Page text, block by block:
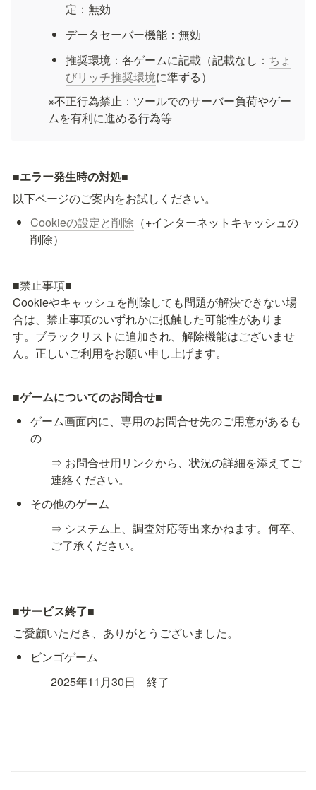
定：無効
データセーバー機能：無効
推奨環境：各ゲームに記載（記載なし： ちょ
びリッチ推奨環境に準ずる）
※不正行為禁止：ツールでのサーバー負荷やゲー
ムを有利に進める行為等
■エラー発生時の対処■
以下ページのご案内をお試しください。
Cookieの設定と削除 （+インターネットキャッシュの
削除）
■禁止事項■
Cookieやキャッシュを削除しても問題が解決できない場
合は、禁止事項のいずれかに抵触した可能性がありま
す。ブラックリストに追加され、解除機能はございませ
ん。正しいご利用をお願い申し上げます。
■ゲームについてのお問合せ■
ゲーム画面内に、専用のお問合せ先のご用意があるも
の
⇒ お問合せ用リンクから、状況の詳細を添えてご
連絡ください。
その他のゲーム
⇒ システム上、調査対応等出来かねます。何卒、
ご了承ください。
■サービス終了■
ご愛顧いただき、ありがとうございました。
ビンゴゲーム
2025年11月30日　終了